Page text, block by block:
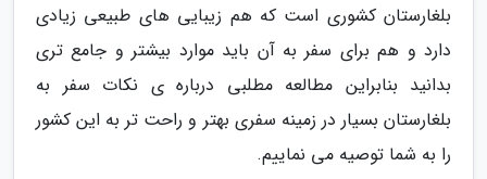
بلغارستان کشوری است که هم زیبایی های طبیعی زیادی
دارد و هم برای سفر به آن باید موارد بیشتر و جامع تری
بدانید بنابراین مطالعه مطلبی درباره ی نکات سفر به
بلغارستان بسیار در زمینه سفری بهتر و راحت تر به این کشور
را به شما توصیه می نماییم.